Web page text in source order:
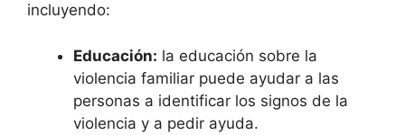
incluyendo:
Educación: la educación sobre la
violencia familiar puede ayudar a las
personas a identificar los signos de la
violencia y a pedir ayuda.